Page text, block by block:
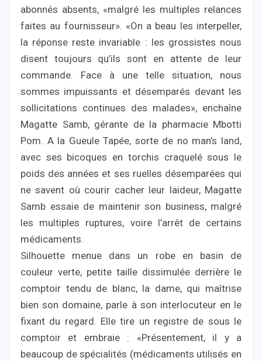
abonnés absents, «malgré les multiples relances
faites au fournisseur». «On a beau les interpeller,
la réponse reste invariable : les grossistes nous
disent toujours qu’ils sont en attente de leur
commande. Face à une telle situation, nous
sommes impuissants et désemparés devant les
sollicitations continues des malades», enchaîne
Magatte Samb, gérante de la pharmacie Mbotti
Pom. A la Gueule Tapée, sorte de no man’s land,
avec ses bicoques en torchis craquelé sous le
poids des années et ses ruelles désemparées qui
ne savent où courir cacher leur laideur, Magatte
Samb essaie de maintenir son business, malgré
les multiples ruptures, voire l’arrêt de certains
médicaments.
Silhouette menue dans un robe en basin de
couleur verte, petite taille dissimulée derrière le
comptoir tendu de blanc, la dame, qui maîtrise
bien son domaine, parle à son interlocuteur en le
fixant du regard. Elle tire un registre de sous le
comptoir et embraie : «Présentement, il y a
beaucoup de spécialités (médicaments utilisés en